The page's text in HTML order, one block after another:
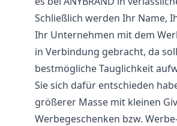
Schließlich werden Ihr Name,
Ihr Unternehmen mit dem
in Verbindung gebracht, da
bestmögliche Tauglichkeit
Sie sich dafür entschieden
größerer Masse mit kleinen
Werbegeschenken bzw.